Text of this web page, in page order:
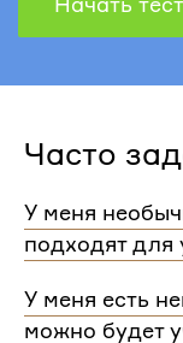
Часто
У меня
подходят для
планировки и
квартиры.
У меня есть
можно будет